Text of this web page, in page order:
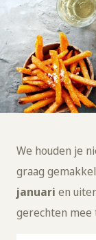
We houden je
graag
januari en
gerechten mee